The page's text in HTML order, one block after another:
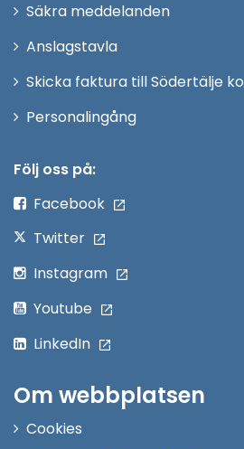
fönster
Säkra meddelanden
Anslagstavla
Skicka faktura till Södertälje
PersonalingångÖppna
Följ oss på:
Facebook
Twitter
Instagram
Youtube
LinkedIn
Om webbplatsen
Cookies